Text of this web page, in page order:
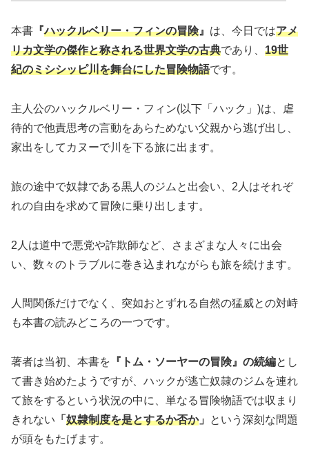
本書 『ハックルベリー・フィンの冒険』 は、今日ではアメ
リカ文学の傑作と称される世界文学の古典であり、 19世
紀のミシシッピ川を舞台にした冒険物語です。
主人公のハックルベリー・フィン(以下「ハック」)は、虐
待的で他責思考の言動をあらためない父親から逃げ出し、
家出をしてカヌーで川を下る旅に出ます。
旅の途中で奴隷である黒人のジムと出会い、2人はそれぞ
れの自由を求めて冒険に乗り出します。
2人は道中で悪党や詐欺師など、さまざまな人々に出会
い、数々のトラブルに巻き込まれながらも旅を続けます。
人間関係だけでなく、突如おとずれる自然の猛威との対峙
も本書の読みどころの一つです。
著者は当初、本書を 『トム・ソーヤーの冒険』の続編とし
て書き始めたようですが、ハックが逃亡奴隷のジムを連れ
て旅をするという状況の中に、単なる冒険物語では収まり
きれない 「 奴隷制度を是とするか否か」
という深刻な問題
が頭をもたげます。